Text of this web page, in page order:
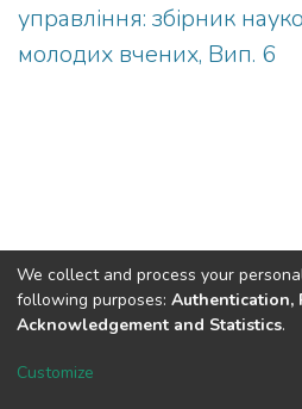
управління: збірник
молодих вчених, Вип. 6
DSpace software copyright
We collect and process your
following purposes: Authentication,
Acknowledgement and Statistics.
Customize